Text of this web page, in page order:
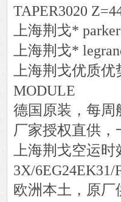
TAPER3020
上海荆戈* parker
上海荆戈*
上海荆戈优质
MODULE
德国原装，每周
厂家授权直供
上海荆戈空运时
3X/6EG24EK31/
欧洲本土，原厂